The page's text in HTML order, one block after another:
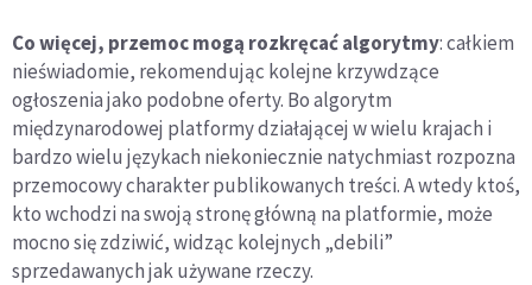
Co więcej, przemoc mogą rozkręcać algorytmy: całkiem
nieświadomie, rekomendując kolejne krzywdzące
ogłoszenia jako podobne oferty. Bo algorytm
międzynarodowej platformy działającej w wielu krajach i
bardzo wielu językach niekoniecznie natychmiast rozpozna
przemocowy charakter publikowanych treści. A wtedy ktoś,
kto wchodzi na swoją stronę główną na platformie, może
mocno się zdziwić, widząc kolejnych „debili”
sprzedawanych jak używane rzeczy.